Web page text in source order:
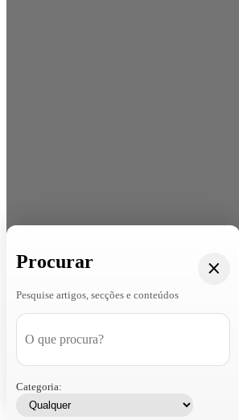
Procurar
Pesquise artigos, secções e conteúdos
Categoria: